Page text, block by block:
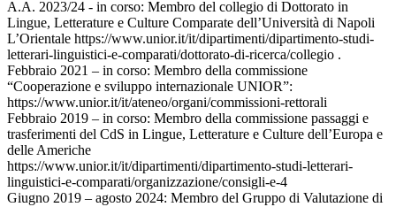
A.A. 2023/24 - in corso: Membro del collegio di Dottorato in
Lingue, Letterature e Culture Comparate dell’Università di Napoli
L’Orientale https://www.unior.it/it/dipartimenti/dipartimento-studi-
letterari-linguistici-e-comparati/dottorato-di-ricerca/collegio .
Febbraio 2021 – in corso: Membro della commissione
“Cooperazione e sviluppo internazionale UNIOR”:
https://www.unior.it/it/ateneo/organi/commissioni-rettorali
Febbraio 2019 – in corso: Membro della commissione passaggi e
trasferimenti del CdS in Lingue, Letterature e Culture dell’Europa e
delle Americhe
https://www.unior.it/it/dipartimenti/dipartimento-studi-letterari-
linguistici-e-comparati/organizzazione/consigli-e-4
Giugno 2019 – agosto 2024: Membro del Gruppo di Valutazione di